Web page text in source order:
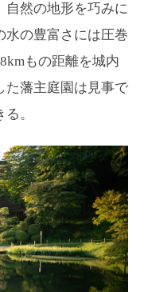
自然の地形を巧みに
水の豊富さには圧巻
もの距離を城内
た藩主庭園は見事で
。